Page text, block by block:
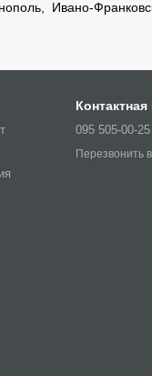
Ивано-
095 505-00-25
Перезвонить